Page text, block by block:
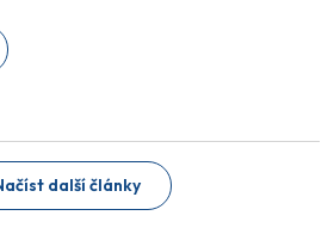
další články